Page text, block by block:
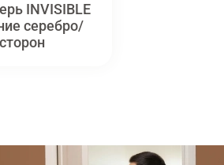
INVISIBLE
серебро/